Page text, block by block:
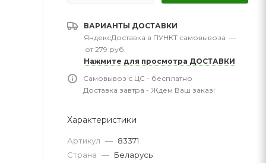
ВАРИАНТЫ ДОСТАВКИ
ЯндексДоставка в ПУНКТ самовывоза —
от 279 руб.
Нажмите для просмотра ДОСТАВКИ
Самовывоз с ЦС - бесплатно
Доставка завтра - Ждем Ваш заказ!
Характеристики
Артикул — 83371
Страна — Беларусь